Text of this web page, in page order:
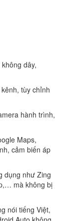
dây,
tùy chỉnh
hành trình,
Maps,
cảm biến áp
dụng như Zing
mà không bị
nói tiếng Việt,